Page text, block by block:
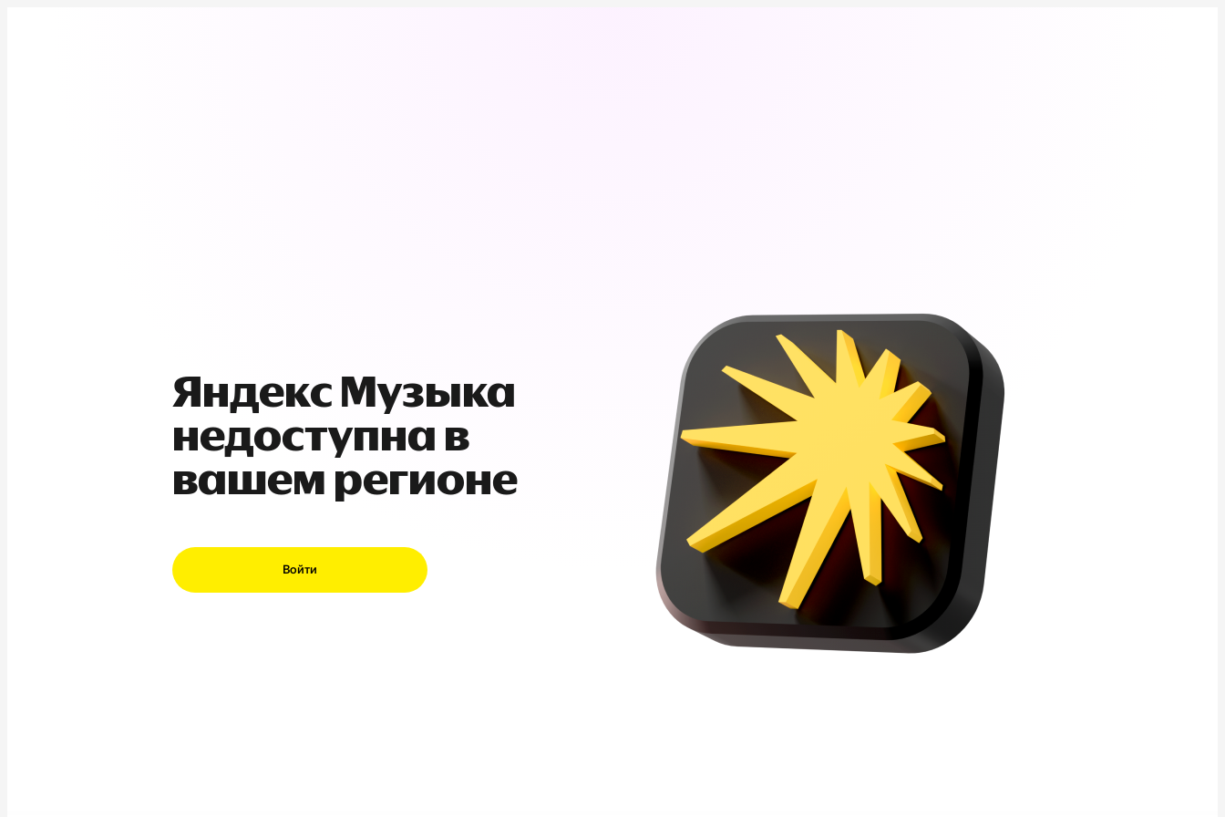
Яндекс Музыка
недоступна в
вашем регионе
Войти